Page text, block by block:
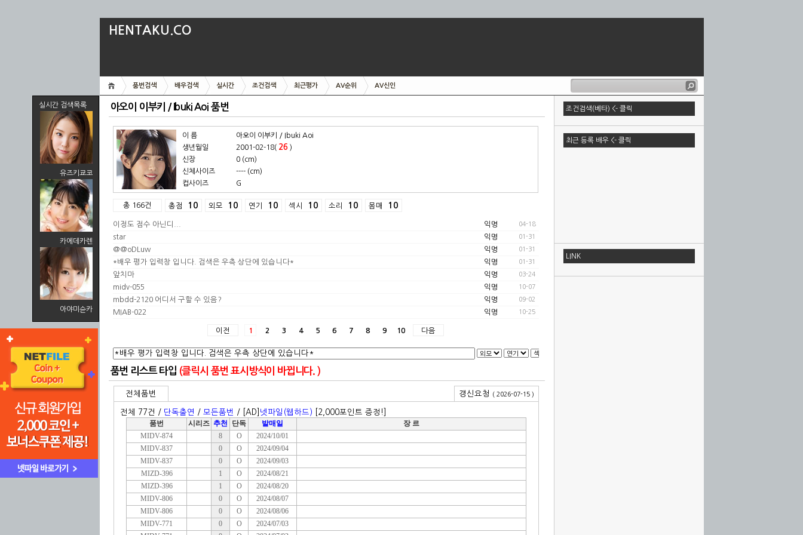
실시간 검색목록
유즈키쿄코
카에데카렌
아야미슌카
HENTAKU.CO
품번검색 배우검색 실시간 조건검색 최근평가 AV순위 AV신인
아오이 이부키 / Ibuki Aoi 품번
이 름
생년월일
신장
신체사이즈
컵사이즈
아오이 이부키 / Ibuki Aoi
2001-02-18( 26)
0 (cm)
---- (cm)
G
총 166건 총점 10 외모 10 연기 10 섹시 10 소리 10 몸매 10
이정도 점수 아닌디... 익명 04-18
star 익명 01-31
@@oDLuw 익명 01-31
*배우 평가 입력창 입니다. 검색은 우측 상단에 있습니다* 익명 01-31
앞치마 익명 03-24
midv-055 익명 10-07
mbdd-2120 어디서 구할 수 있음? 익명 09-02
MIAB-022 익명 10-25
이전 1 2 3 4 5 6 7 8 9 10 다음
품번 리스트 타입 (클릭시 품번 표시방식이 바뀝니다. )
조건검색(베타) <- 클릭
최근 등록 배우 <- 클릭
LINK